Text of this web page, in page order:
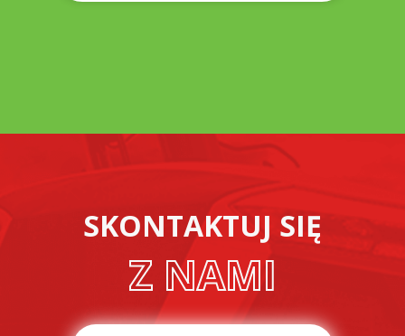
SKONTAKTUJ SIĘ
Z NAMI